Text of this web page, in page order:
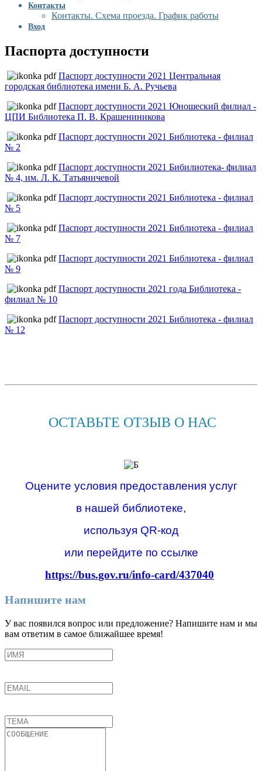
Контакты
Контакты. Схема проезда. График работы
Вход
Паспорта доступности
Паспорт доступности 2021 Центральная
городская библиотека имени Б. А. Ручьева
Паспорт доступности 2021 Юношеский филиал -
ЦПИ Библиотека П. В. Крашениникова
Паспорт доступности 2021 Библиотека - филиал
№ 2
Паспорт доступности 2021 Бибилиотека- филиал
№ 4, им. Л. К. Татьяничевой
Паспорт доступности 2021 Библиотека - филиал
№ 5
Паспорт доступности 2021 Библиотека - филиал
№ 7
Паспорт доступности 2021 Библиотека - филиал
№ 9
Паспорт доступности 2021 года Библиотека -
филиал № 10
Паспорт доступности 2021 Библиотека - филиал
№ 12
ОСТАВЬТЕ ОТЗЫВ О НАС
Оцените условия предоставления услуг
в нашей библиотеке,
используя QR-код
или перейдите по ссылке
https://bus.gov.ru/info-card/437040
Напишите нам
У вас появился вопрос или предложение? Напишите нам и мы
вам ответим в самое ближайшее время!